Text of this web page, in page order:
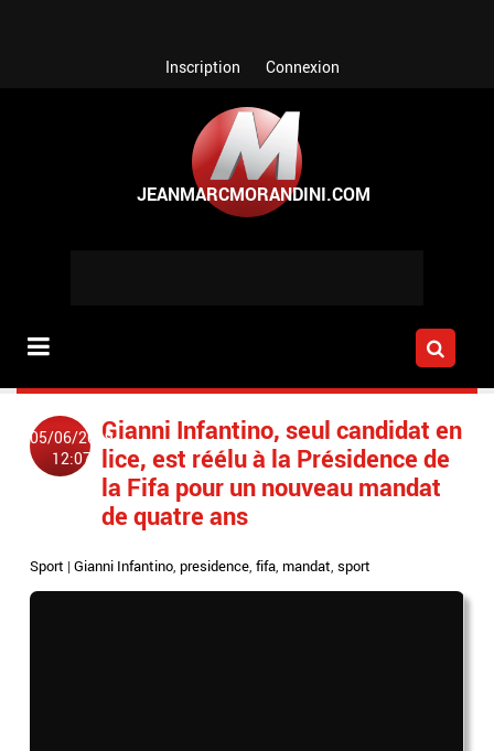
Inscription Connexion
05/06/2019
12:07
Gianni Infantino, seul candidat en
lice, est réélu à la Présidence de
la Fifa pour un nouveau mandat
de quatre ans
Sport |Gianni Infantino,presidence,fifa,mandat,sport